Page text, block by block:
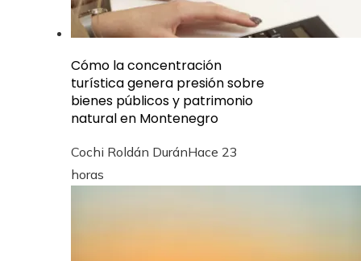
Cómo la concentración
turística genera presión sobre
bienes públicos y patrimonio
natural en Montenegro
Cochi Roldán DuránHace 23
horas